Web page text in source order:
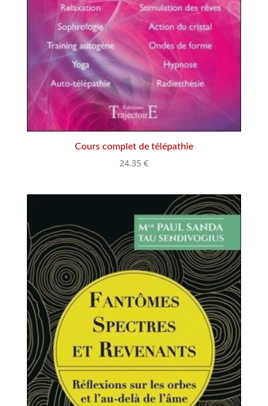
Cours complet de télépathie
24.35 €